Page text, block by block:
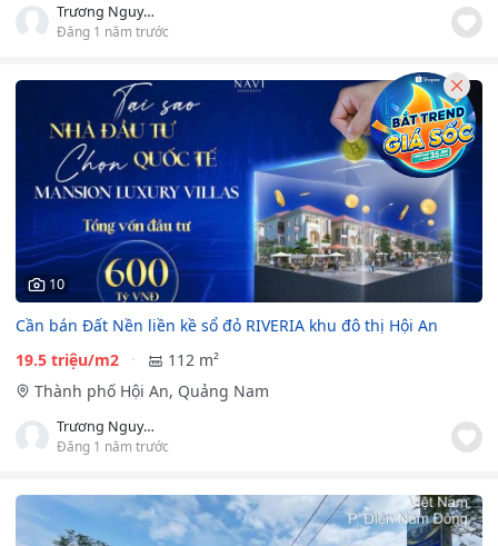
Trương Nguyễn Quỳnh Như
Đăng 1 năm trước
10
Cần bán Đất Nền liền kề sổ đỏ RIVERIA khu đô thị Hội An
19.5 triệu/m2
112 m²
Thành phố Hội An, Quảng Nam
Trương Nguyễn Quỳnh Như
Đăng 1 năm trước